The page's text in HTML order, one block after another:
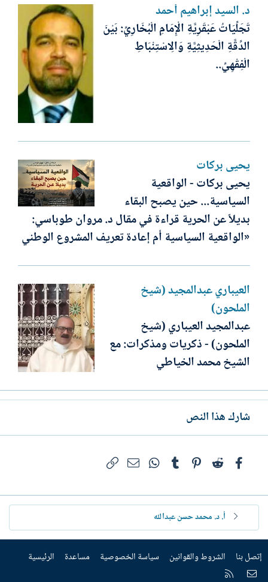
د. السيد إبراهيم أحمد
تَجَلِّيَاتُ عَبْقَرِيَّةِ الْإِمَامِ الْبُخَارِيِّ: بَيْنَ
الدِّقَّةِ الْحَدِيثِيَّةِ وَالِاسْتِنْبَاطِ
الْفِقْهِيِّ..
يحيى بركات
يحيى بركات - الواقعية
السياسية... حين يصبح البقاء
بديلاً عن الحرية قراءة في مقال د. مروان طوباسي:
«الواقعية السياسية أم إعادة تعريف المشروع الوطني
العيباري عبدالمجيد (شيخ
الملحون)
عبدالمجيد العيباري (شيخ
الملحون) - ذكريات ومذكرات: مع
الشيخ محمد الخياطي
شارك هذا النص
فيسبوكReddit
Pinterest
Tumblr
WhatsAppالبريد الإلكتروني
أ. د. محمد حسن عبدالله
إتصل بنا الشروط والقوانين سياسة الخصوصية مساعدة الرئيسية
إتصل بنا